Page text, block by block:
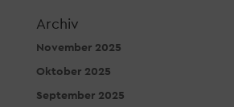
Archiv
November 2025
Oktober 2025
September 2025